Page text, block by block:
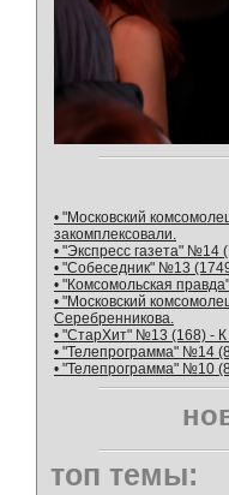
• "Московский
закомплексовали.
• "Экспресс газета" №14
• "Собеседник" №13
• "Комсомольская
• "Московский
Серебренникова.
• "СтарХит" №13 (168) -
• "Телепрограмма" №14
• "Телепрограмма" №10
топ темы: